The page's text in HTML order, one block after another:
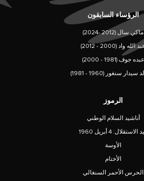
الرؤساء السابقون
ماكي سال (2012 -2024)
الله واد (2000 - 2012)
عبده جوف (1981 - 2000)
سيدار سنغور (1960 - 1981)
الرموز
أناشيد السلام الوطني
الاستقلال: 4 أبريل 1960
الأوسة
الأختام
الحرس الأحمر السنغالي